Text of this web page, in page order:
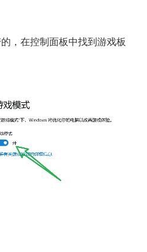
，在控制面板中找到游戏板